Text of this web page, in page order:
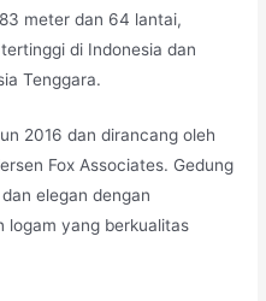
meter dan 64 lantai,
di Indonesia dan
Tenggara.
2016 dan dirancang oleh
Fox Associates. Gedung
elegan dengan
logam yang berkualitas